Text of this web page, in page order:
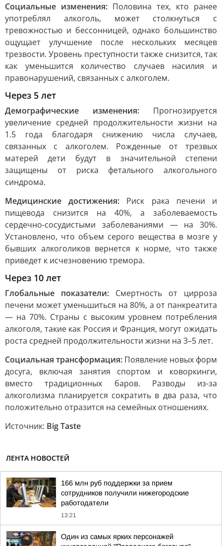
Социальные изменения: Половина тех, кто ранее
употреблял алкоголь, может столкнуться с
тревожностью и бессонницей, однако большинство
ощущает улучшение после нескольких месяцев
трезвости. Уровень преступности также снизится, так
как уменьшится количество случаев насилия и
правонарушений, связанных с алкоголем.
Через 5 лет
Демографические изменения: Прогнозируется
увеличение средней продолжительности жизни на
1.5 года благодаря снижению числа случаев,
связанных с алкоголем. Рожденные от трезвых
матерей дети будут в значительной степени
защищены от риска фетального алкогольного
синдрома.
Медицинские достижения: Риск рака печени и
пищевода снизится на 40%, а заболеваемость
сердечно-сосудистыми заболеваниями — на 30%.
Установлено, что объем серого вещества в мозге у
бывших алкоголиков вернется к норме, что также
приведет к исчезновению тремора.
Через 10 лет
Глобальные показатели: Смертность от цирроза
печени может уменьшиться на 80%, а от панкреатита
— на 70%. Страны с высоким уровнем потребления
алкоголя, такие как Россия и Франция, могут ожидать
роста средней продолжительности жизни на 3–5 лет.
Социальная трансформация: Появление новых форм
досуга, включая занятия спортом и коворкинги,
вместо традиционных баров. Разводы из-за
алкоголизма планируется сократить в два раза, что
положительно отразится на семейных отношениях.
Источник: Big Taste
ЛЕНТА НОВОСТЕЙ
166 млн руб поддержки за прием
сотрудников получили нижегородские
работодатели
13:21
Один из самых ярких персонажей